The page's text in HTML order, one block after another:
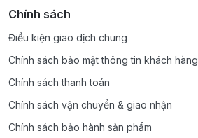
Chính sách
Điều kiện giao dịch chung
Chính sách bảo mật thông tin khách hàng
Chính sách thanh toán
Chính sách vận chuyển & giao nhận
Chính sách bảo hành sản phẩm